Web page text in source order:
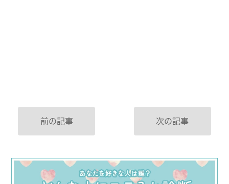
前の記事 次の記事